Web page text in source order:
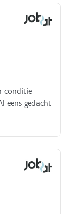
conditie
eens gedacht